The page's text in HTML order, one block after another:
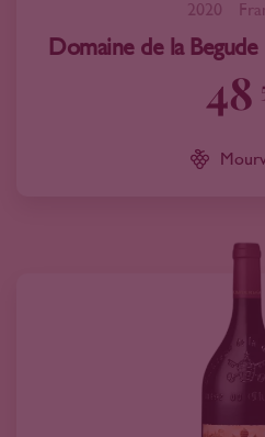
2020
Domaine de la
48